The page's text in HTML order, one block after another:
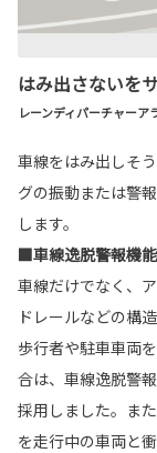
はみ出さないを
レーンディパーチャーア
車線をはみ出しそ
グの振動または警
します。
■車線逸脱警報機
車線だけでなく、
ドレールなどの構
歩行者や駐車車両
合は、車線逸脱警
採用しました。ま
を走行中の車両と